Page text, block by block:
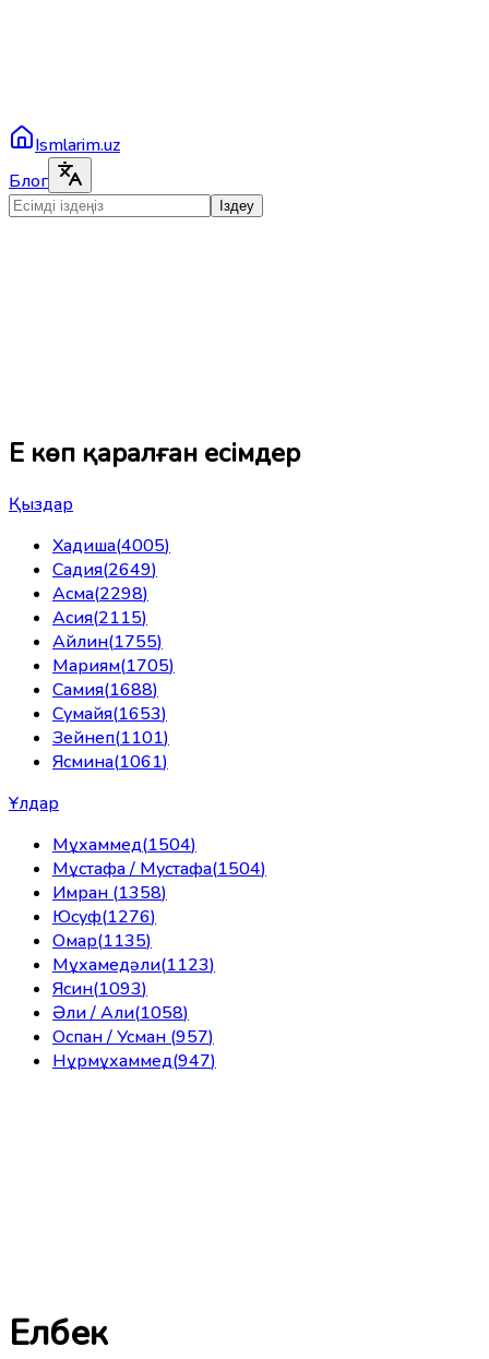
Ismlarim.uz
Блог
Іздеу
Ең көп қаралған есімдер
Қыздар
Хадиша(4005)
Садия(2649)
Асма(2298)
Асия(2115)
Айлин(1755)
Мариям(1705)
Самия(1688)
Сумайя(1653)
Зейнеп(1101)
Ясмина(1061)
Ұлдар
Мұхаммед(1504)
Мұстафа / Мустафа(1504)
Имран (1358)
Юсуф(1276)
Омар(1135)
Мұхамедәли(1123)
Ясин(1093)
Әли / Али(1058)
Оспан / Усман (957)
Нұрмұхаммед(947)
Елбек